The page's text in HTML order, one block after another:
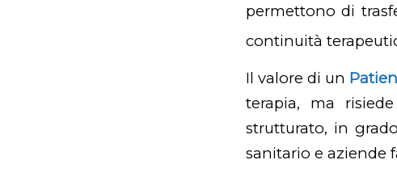
permettono di
continuità
Il valore di un
terapia, ma
strutturato, in
sanitario e aziende